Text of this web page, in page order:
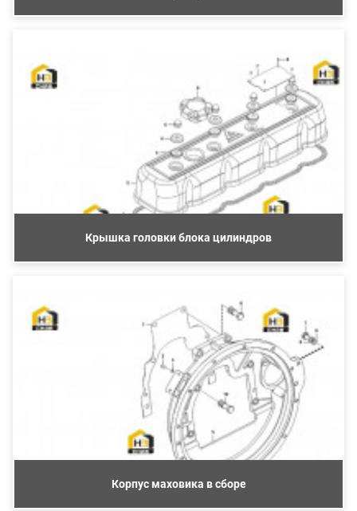
Крышка головки блока цилиндров
Корпус маховика в сборе